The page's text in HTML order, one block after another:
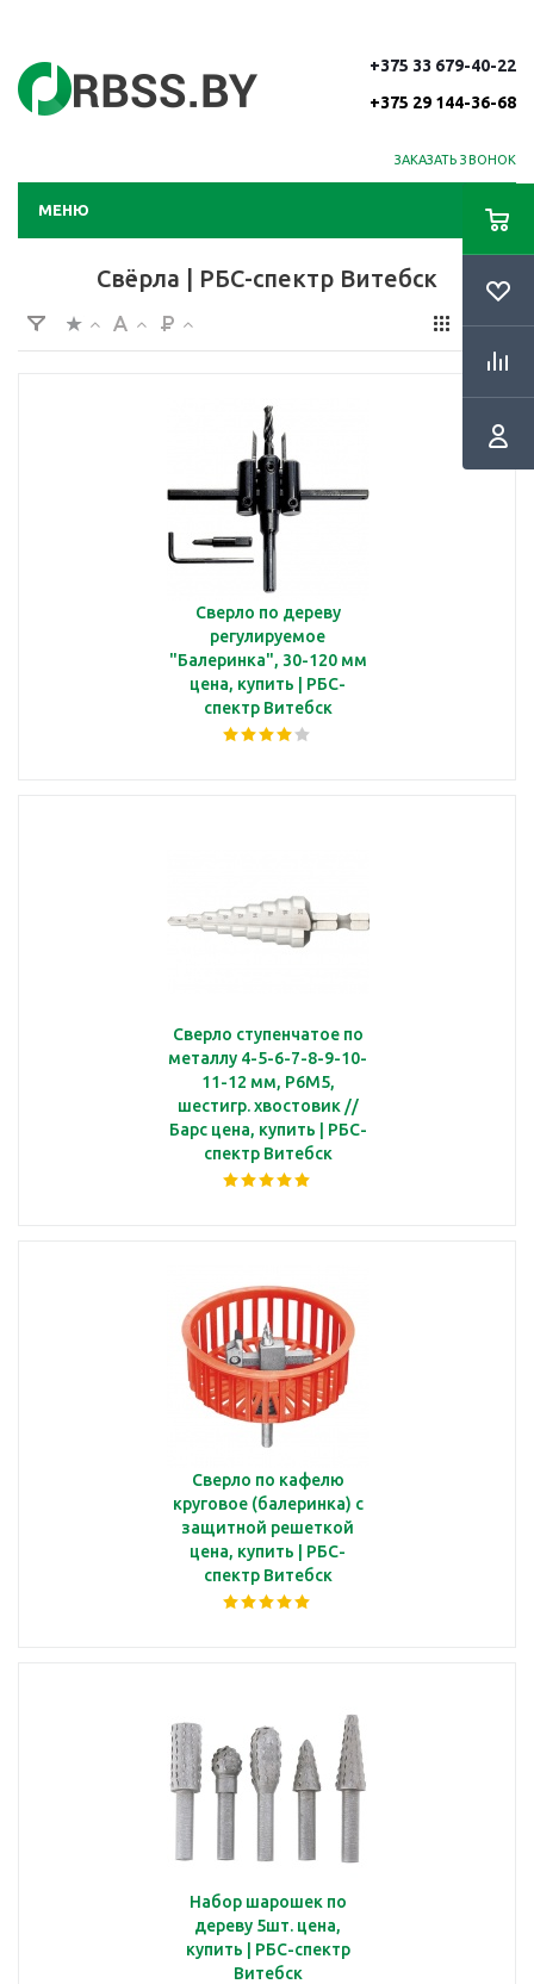
+375 33 679-40-22
+375 29 144-36-68
ЗАКАЗАТЬ ЗВОНОК
МЕНЮ
Свёрла | РБС-спектр Витебск
Сверло по дереву
регулируемое
"Балеринка", 30-120 мм
цена, купить | РБС-
спектр Витебск
Сверло ступенчатое по
металлу 4-5-6-7-8-9-10-
11-12 мм, Р6М5,
шестигр. хвостовик //
Барс цена, купить | РБС-
спектр Витебск
Сверло по кафелю
круговое (балеринка) с
защитной решеткой
цена, купить | РБС-
спектр Витебск
Набор шарошек по
дереву 5шт. цена,
купить | РБС-спектр
Витебск